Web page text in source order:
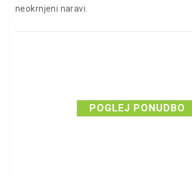
neokrnjeni naravi.
POGLEJ PONUDBO